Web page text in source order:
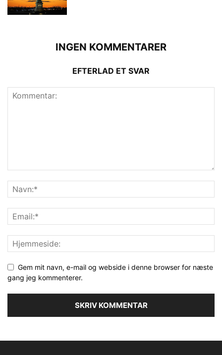
INGEN KOMMENTARER
EFTERLAD ET SVAR
Gem mit navn, e-mail og webside i denne browser for næste
gang jeg kommenterer.